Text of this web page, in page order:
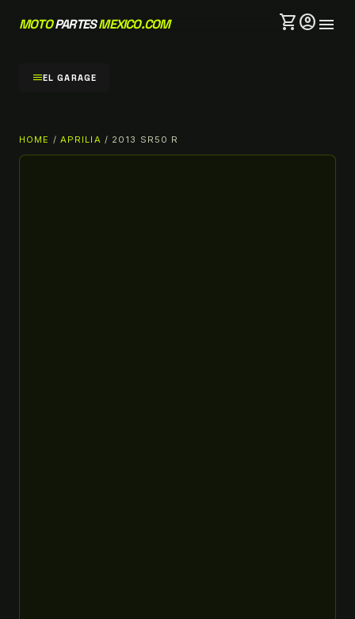
MOTOPARTESMEXICO.COM shopping_cartaccount_circlemenu
menuEL GARAGE
HOME / APRILIA / 2013 SR50 R